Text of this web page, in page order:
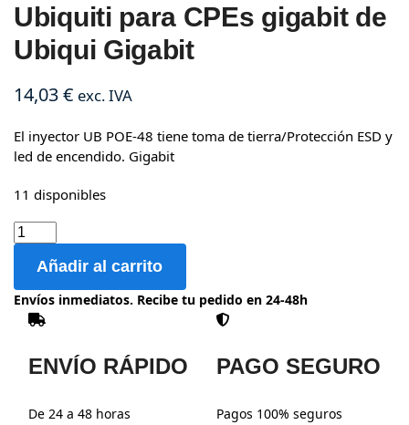
Ubiquiti para CPEs gigabit de
Ubiqui Gigabit
14,03€ exc. IVA
El inyector UB POE-48 tiene toma de tierra/Protección ESD y
led de encendido. Gigabit
11 disponibles
Añadir al carrito
Envíos inmediatos. Recibe tu pedido en 24-48h
ENVÍO RÁPIDO
De 24 a 48 horas
PAGO SEGURO
Pagos 100% seguros